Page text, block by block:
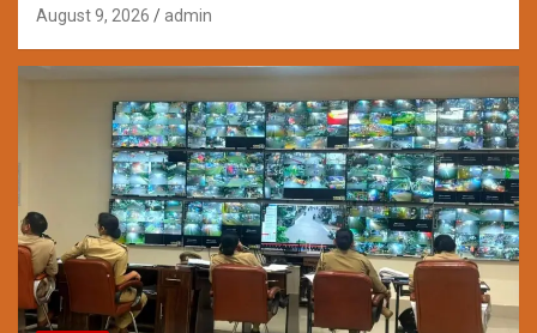
August 9, 2026 admin